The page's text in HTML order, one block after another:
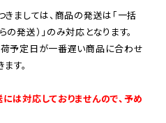
きましては、商品の発送は「一括
発送）」のみ対応となります。
予定日が一番遅い商品に合わせ
す。
は対応しておりませんので、予め